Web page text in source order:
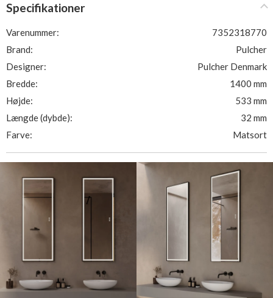
Specifikationer
Varenummer:
7352318770
Brand:
Pulcher
Designer:
Pulcher Denmark
Bredde:
1400 mm
Højde:
533 mm
Længde (dybde):
32 mm
Farve:
Matsort